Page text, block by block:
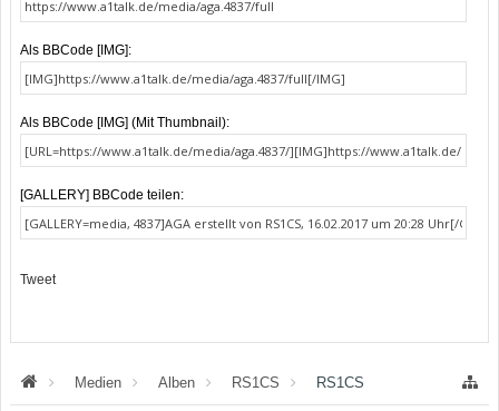
Als BBCode [IMG]:
Als BBCode [IMG] (Mit Thumbnail):
[GALLERY] BBCode teilen:
Tweet
Medien Alben RS1CS RS1CS